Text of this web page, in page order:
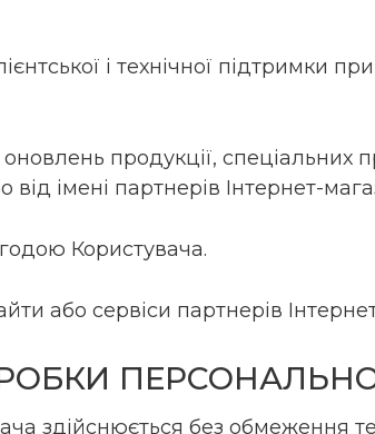
і технічної
продукції,
від імені партнерів Інтернет-
Користувача.
або сервіси партнерів
здійснюється без обмеження